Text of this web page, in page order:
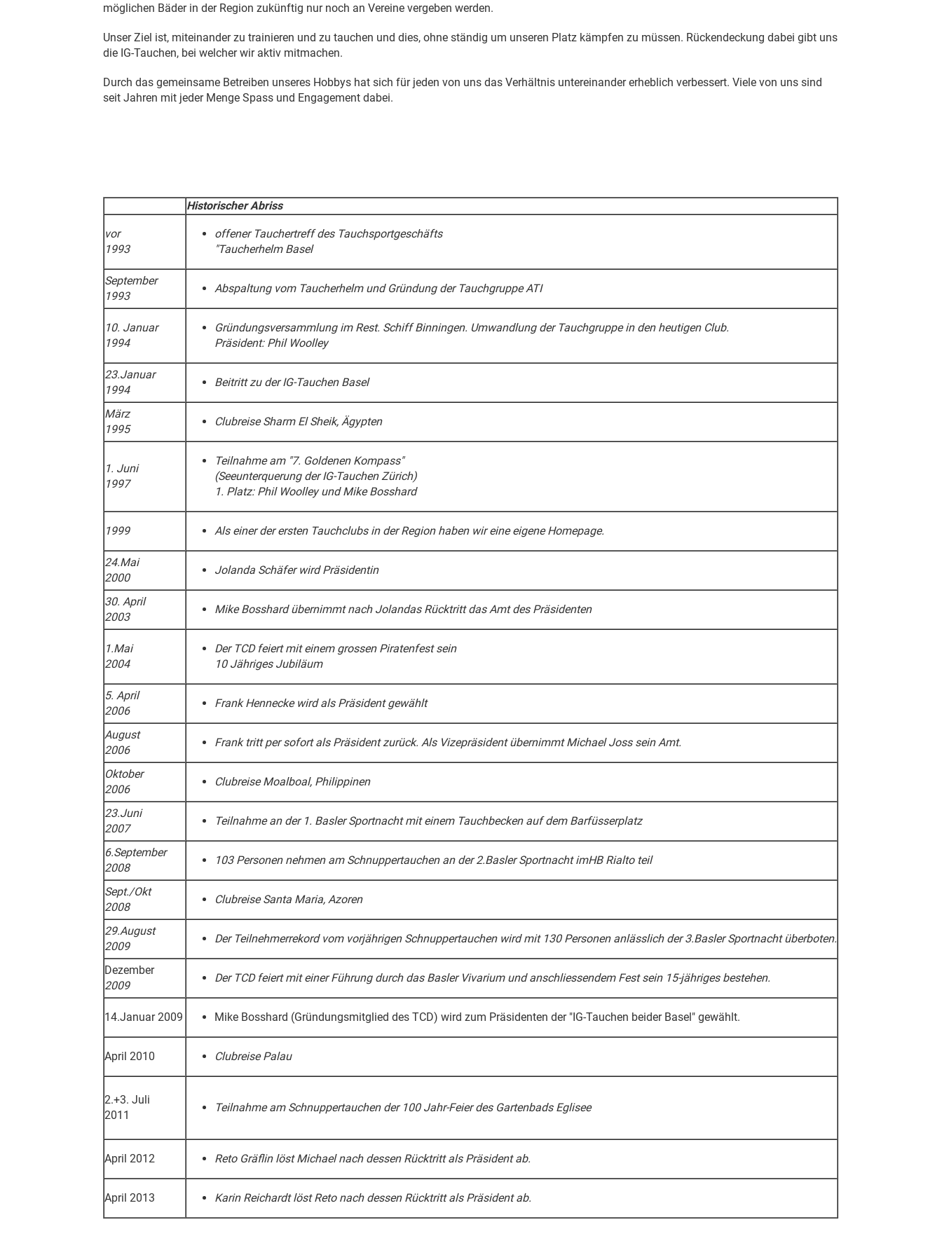
möglichen Bäder in der Region zukünftig nur noch an Vereine vergeben werden.
Unser Ziel ist, miteinander zu trainieren und zu tauchen und dies, ohne ständig um unseren Platz kämpfen zu müssen. Rückendeckung dabei gibt uns
die IG-Tauchen, bei welcher wir aktiv mitmachen.
Durch das gemeinsame Betreiben unseres Hobbys hat sich für jeden von uns das Verhältnis untereinander erheblich verbessert. Viele von uns sind
seit Jahren mit jeder Menge Spass und Engagement dabei.
Historischer Abriss
vor
1993
offener Tauchertreff des Tauchsportgeschäfts
"Taucherhelm Basel
September
1993
Abspaltung vom Taucherhelm und Gründung der Tauchgruppe ATI
10. Januar
1994
Gründungsversammlung im Rest. Schiff Binningen. Umwandlung der Tauchgruppe in den heutigen Club.
Präsident: Phil Woolley
23.Januar
1994
Beitritt zu der IG-Tauchen Basel
März
1995
Clubreise Sharm El Sheik, Ägypten
1. Juni
1997
Teilnahme am "7. Goldenen Kompass"
(Seeunterquerung der IG-Tauchen Zürich)
1. Platz: Phil Woolley und Mike Bosshard
1999 Als einer der ersten Tauchclubs in der Region haben wir eine eigene Homepage.
24.Mai
2000
Jolanda Schäfer wird Präsidentin
30. April
2003
Mike Bosshard übernimmt nach Jolandas Rücktritt das Amt des Präsidenten
1.Mai
2004
Der TCD feiert mit einem grossen Piratenfest sein
10 Jähriges Jubiläum
5. April
2006
Frank Hennecke wird als Präsident gewählt
August
2006
Frank tritt per sofort als Präsident zurück. Als Vizepräsident übernimmt Michael Joss sein Amt.
Oktober
2006
Clubreise Moalboal, Philippinen
23.Juni
2007
Teilnahme an der 1. Basler Sportnacht mit einem Tauchbecken auf dem Barfüsserplatz
6.September
2008
103 Personen nehmen am Schnuppertauchen an der 2.Basler Sportnacht imHB Rialto teil
Sept./Okt
2008
Clubreise Santa Maria, Azoren
29.August
2009
Der Teilnehmerrekord vom vorjährigen Schnuppertauchen wird mit 130 Personen anlässlich der 3.Basler Sportnacht überboten.
Dezember
2009
Der TCD feiert mit einer Führung durch das Basler Vivarium und anschliessendem Fest sein 15-jähriges bestehen.
14.Januar 2009 Mike Bosshard (Gründungsmitglied des TCD) wird zum Präsidenten der "IG-Tauchen beider Basel" gewählt.
April 2010 Clubreise Palau
2.+3. Juli
2011
Teilnahme am Schnuppertauchen der 100 Jahr-Feier des Gartenbads Eglisee
April 2012 Reto Gräflin löst Michael nach dessen Rücktritt als Präsident ab.
April 2013 Karin Reichardt löst Reto nach dessen Rücktritt als Präsident ab.